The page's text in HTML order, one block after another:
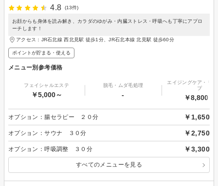
4.8
(13件)
お顔からも身体を読み解き、カラダのゆがみ・内臓ストレス・呼吸へも丁寧にアプロ
ーチします！
アクセス：JR石北線 西北見駅 徒歩1分、JR石北本線 北見駅 徒歩60分
ポイントが貯まる・使える
メニュー別参考価格
フェイシャルエステ
￥5,000～
脱毛・ムダ毛処理
-
エイジングケア・リ
プ
￥8,800～
オプション：腸セラピー ２０分 ￥1,650
オプション：サウナ ３０分 ￥2,750
オプション：呼吸調整 ３０分 ￥3,300
すべてのメニューを見る